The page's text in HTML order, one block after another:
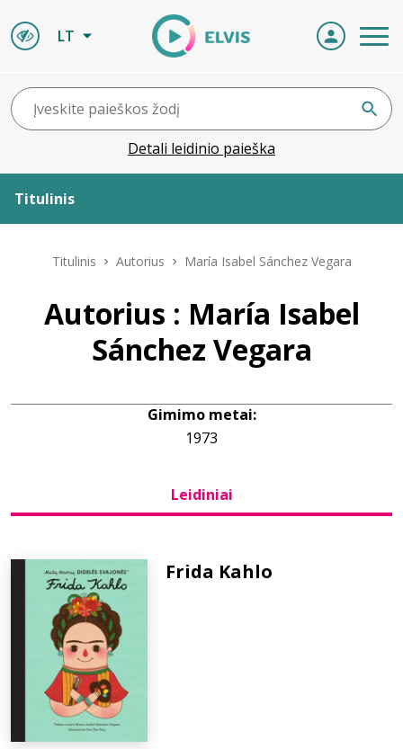
LT
Detali leidinio paieška
Titulinis
Leidiniai
ELVIS atvyksta
Naujienos
Titulinis Autorius María Isabel Sánchez Vegara
Autorius : María Isabel
Sánchez Vegara
Gimimo metai:
1973
Leidiniai
Frida Kahlo